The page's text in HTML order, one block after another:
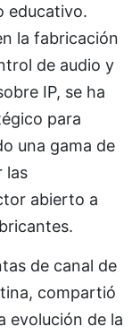
educativo.
la fabricación
de audio y
IP, se ha
para
una gama de
las
abierto a
de canal de
compartió
evolución de la